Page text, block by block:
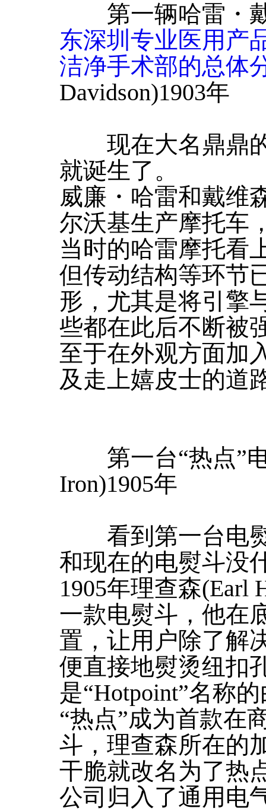
第一辆哈雷・戴
东深圳专业医用产
洁净手术部的总体
Davidson)1903年
现在大名鼎鼎的
就诞生了。
威廉・哈雷和戴维
尔沃基生产摩托车
当时的哈雷摩托看
但传动结构等环节
形，尤其是将引擎
些都在此后不断被
至于在外观方面加
及走上嬉皮士的道
第一台“热点”电
Iron)1905年
看到第一台电熨
和现在的电熨斗没
1905年理查森(Earl
一款电熨斗，他在
置，让用户除了解
便直接地熨烫纽扣
是“Hotpoint”名称
“热点”成为首款在
斗，理查森所在的
干脆就改名为了热
公司归入了通用电